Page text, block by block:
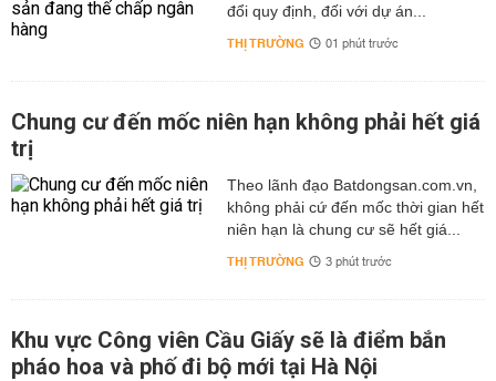
đổi quy định, đối với dự án...
THỊ TRƯỜNG 01 phút trước
Chung cư đến mốc niên hạn không phải hết giá
trị
Theo lãnh đạo Batdongsan.com.vn,
không phải cứ đến mốc thời gian hết
niên hạn là chung cư sẽ hết giá...
THỊ TRƯỜNG 3 phút trước
Khu vực Công viên Cầu Giấy sẽ là điểm bắn
pháo hoa và phố đi bộ mới tại Hà Nội